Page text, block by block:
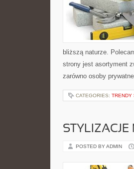
bliższą naturze.
strony jest asortyment
zarówno osoby
CATEGORIES: TRENDY
POSTED BY ADMIN